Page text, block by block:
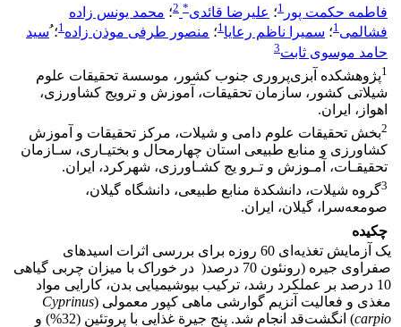
فاطمه حکمت پور 1؛ علیرضا قائدی*
2؛ محمد یونس زاده
فشالمی1؛ سمیرا ناظم رعایا1؛ منصور طرفی موذن زاده1؛ُسید
حامد موسوی ثابت3
1پژوهشکده آبزی‌پروری جنوب کشور، موسسة تحقیقات علوم
شیلاتی کشور، سازمان تحقیقات، آموزش و ترویج کشاورزی،
اهواز، ایران.
2بخش تحقیقات علوم دامی و شیلات، مرکز تحقیقات و آموزش
کشاورزی و منابع طبیعی استان چهارمحال و بختیـاری، سـازمان
تحقیقـات، آمـوزش و تـرو یج کشـاورزی، شهرکرد، ایران.
3گروه شیلات، دانشکدة منابع طبیعی، دانشگاه گیلان،
صومعه‌سرا، گیلان، ایران.
چکیده
یک آزمایش تغذیه‌ای 60 روزه برای بررسی اثرات اسیدهای
صفراوی جیره (رونئون 70 درصد( در خوراک با میزان چربی گیاهی
10 درصد بر عملکرد رشد، ترکیب بیوشیمیایی بدن، کارایی مواد
مغذی و فعالیت آنزیم گوارشی ماهی کپور معمولی (Cyprinus
carpio
) انگشت‌قد انجام شد. پنج جیرة غذایی با پروتئین (32%) و